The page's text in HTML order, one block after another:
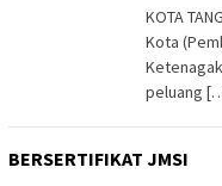
KOTA
Kota
peluang
BERSERTIFIKAT JMSI